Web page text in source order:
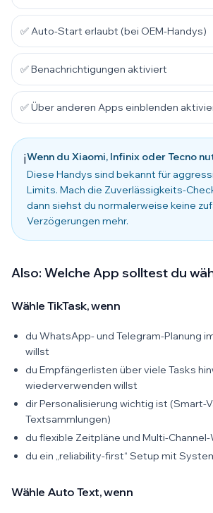
✅ Auto-Start erlaubt (bei OEM-Handys)
✅ Benachrichtigungen aktiviert
✅ Über anderen Apps einblenden
ℹ️Wenn du Xiaomi, Infinix oder Tecno
Diese Handys sind bekannt für
Limits. Mach die Zuverlässigkeits-
dann siehst du normalerweise keine
Verzögerungen mehr.
Also: Welche App solltest du
Wähle TikTask, wenn
du WhatsApp- und Telegram-Planung
willst
du Empfängerlisten über viele Tasks
wiederverwenden willst
dir Personalisierung wichtig ist (Smart-
Textsammlungen)
du flexible Zeitpläne und Multi-
du ein „reliability-first“ Setup mit
Wähle Auto Text, wenn